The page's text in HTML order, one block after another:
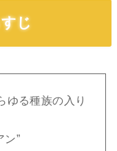
じ
ゆる種族の入り
ン”